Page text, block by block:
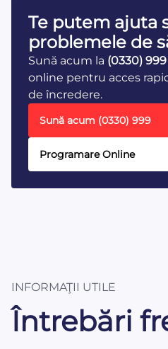
Te putem ajuta
problemele de
Sună acum la (0330) 999
online pentru acces
de încredere.
Sună acum (0330) 999
Programare Online
INFORMAŢII UTILE
Întrebări